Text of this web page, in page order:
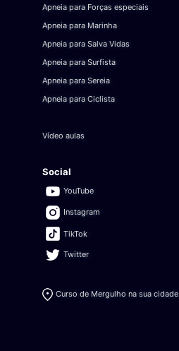
Apneia para Forças especiais
Apneia para Marinha
Apneia para Salva Vidas
Apneia para Surfista
Apneia para Sereia
Apneia para Ciclista
Vídeo aulas
Social
YouTube
Instagram
TikTok
Twitter
Curso de Mergulho na sua cidade